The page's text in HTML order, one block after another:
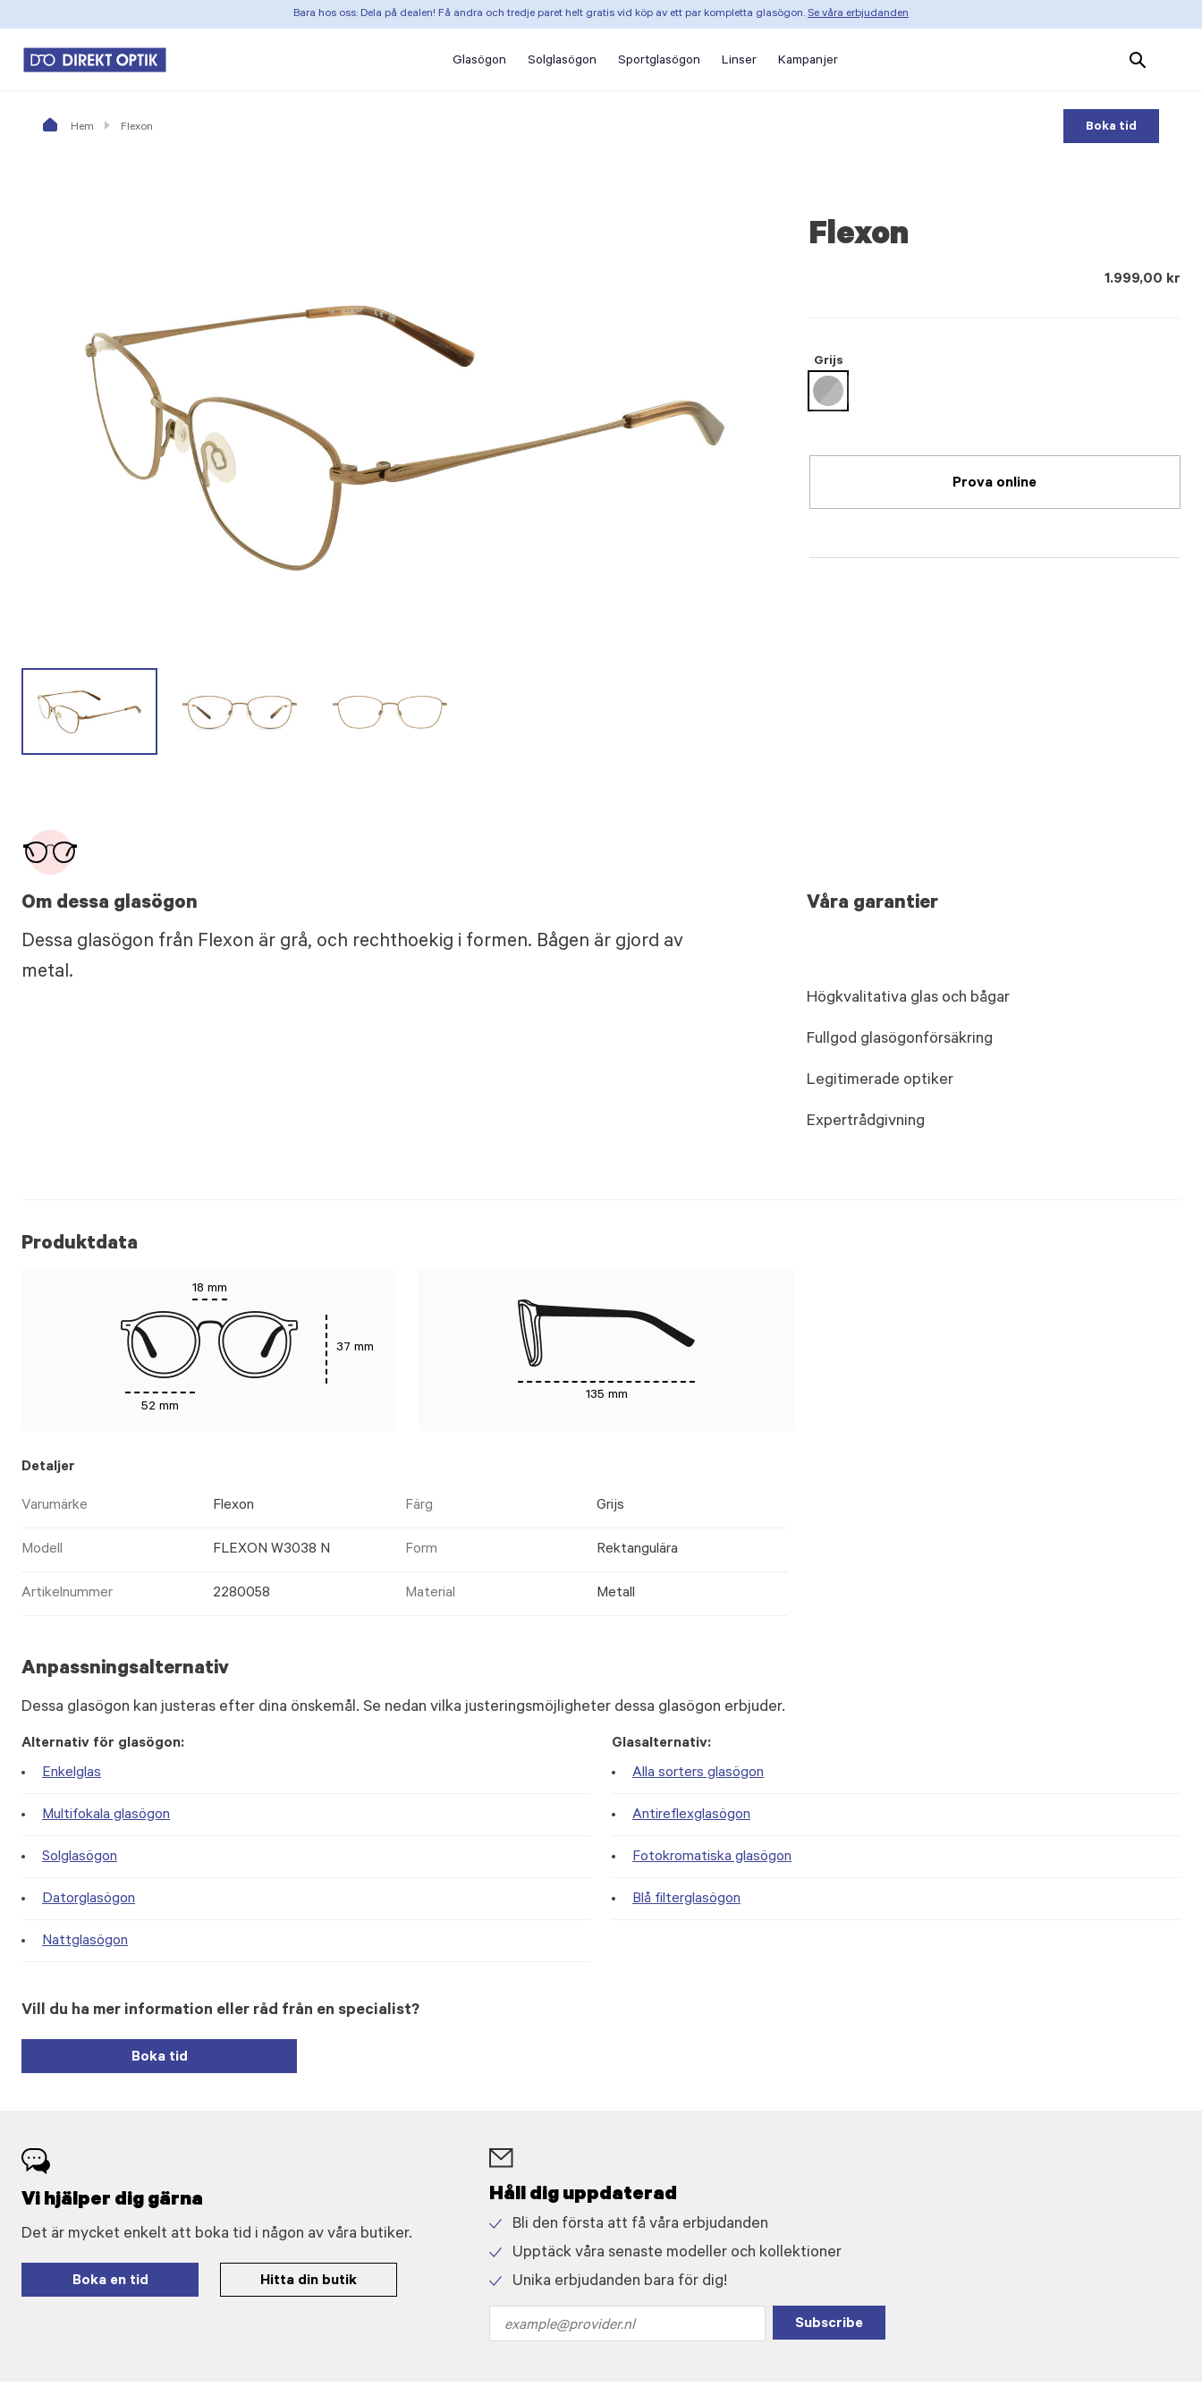
Bara hos oss: Dela på dealen! Få andra och tredje paret helt gratis vid köp av ett par kompletta glasögon. Se våra erbjudanden
Glasögon Solglasögon Sportglasögon Linser Kampanjer
Search
Products
Hem Flexon Boka tid
Flexon
1.999,00 kr
Grijs
selected
Prova online
Om dessa glasögon
Dessa glasögon från Flexon är grå, och rechthoekig i formen. Bågen är gjord av
metal.
Våra garantier
Högkvalitativa glas och bågar
Fullgod glasögonförsäkring
Legitimerade optiker
Expertrådgivning
Produktdata
18 mm
52 mm
37 mm
135 mm
Detaljer
Varumärke Flexon Färg Grijs
Modell FLEXON W3038 N Form Rektangulära
Artikelnummer 2280058 Material Metall
Anpassningsalternativ
Dessa glasögon kan justeras efter dina önskemål. Se nedan vilka justeringsmöjligheter dessa glasögon erbjuder.
Alternativ för glasögon:
Enkelglas
Multifokala glasögon
Solglasögon
Datorglasögon
Nattglasögon
Glasalternativ:
Alla sorters glasögon
Antireflexglasögon
Fotokromatiska glasögon
Blå filterglasögon
Vill du ha mer information eller råd från en specialist?
Boka tid
Vi hjälper dig gärna
Det är mycket enkelt att boka tid i någon av våra butiker.
Boka en tid Hitta din butik
Håll dig uppdaterad
icon
Bli den första att få våra erbjudanden
icon
Upptäck våra senaste modeller och kollektioner
Unika erbjudanden bara för dig!
address
Subscribe